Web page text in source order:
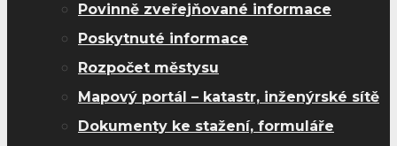
Povinně zveřejňované informace
Poskytnuté informace
Rozpočet městysu
Mapový portál – katastr, inženýrské sítě
Dokumenty ke stažení, formuláře